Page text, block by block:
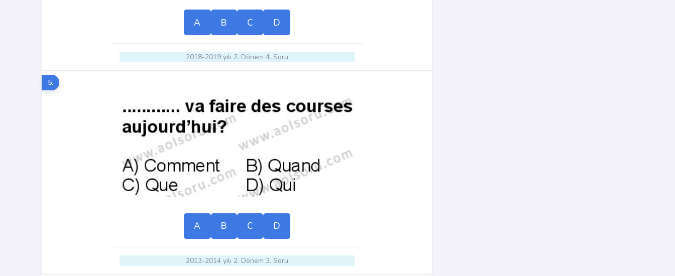
A B C D
2018-2019 yılı 2. Dönem 4. Soru
5.
A B C D
2013-2014 yılı 2. Dönem 3. Soru